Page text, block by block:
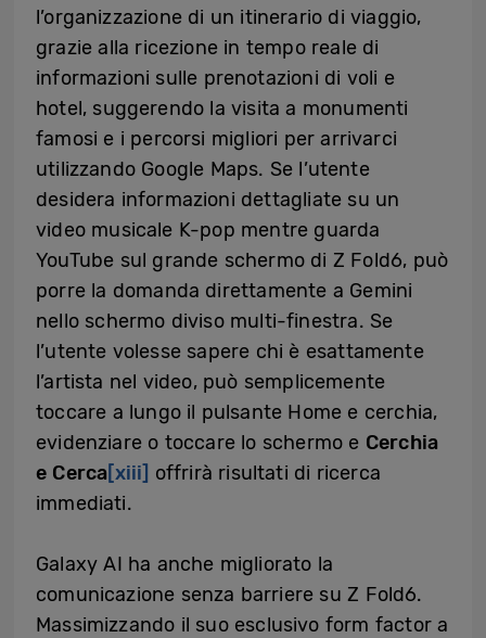
l’organizzazione di un itinerario di viaggio,
grazie alla ricezione in tempo reale di
informazioni sulle prenotazioni di voli e
hotel, suggerendo la visita a monumenti
famosi e i percorsi migliori per arrivarci
utilizzando Google Maps. Se l’utente
desidera informazioni dettagliate su un
video musicale K-pop mentre guarda
YouTube sul grande schermo di Z Fold6, può
porre la domanda direttamente a Gemini
nello schermo diviso multi-finestra. Se
l’utente volesse sapere chi è esattamente
l’artista nel video, può semplicemente
toccare a lungo il pulsante Home e cerchia,
evidenziare o toccare lo schermo e Cerchia
e Cerca[xiii] offrirà risultati di ricerca
immediati.
Galaxy AI ha anche migliorato la
comunicazione senza barriere su Z Fold6.
Massimizzando il suo esclusivo form factor a